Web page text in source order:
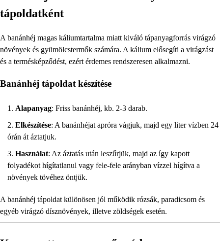
tápoldatként
A banánhéj magas káliumtartalma miatt kiváló tápanyagforrás virágzó
növények és gyümölcstermők számára. A kálium elősegíti a virágzást
és a termésképződést, ezért érdemes rendszeresen alkalmazni.
Banánhéj tápoldat készítése
Alapanyag: Friss banánhéj, kb. 2-3 darab.
Elkészítése: A banánhéjat apróra vágjuk, majd egy liter vízben 24
órán át áztatjuk.
Használat: Az áztatás után leszűrjük, majd az így kapott
folyadékot hígítatlanul vagy fele-fele arányban vízzel hígítva a
növények tövéhez öntjük.
A banánhéj tápoldat különösen jól működik rózsák, paradicsom és
egyéb virágzó dísznövények, illetve zöldségek esetén.